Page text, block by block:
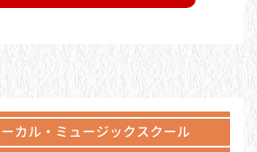
カル・ミュージックスクール